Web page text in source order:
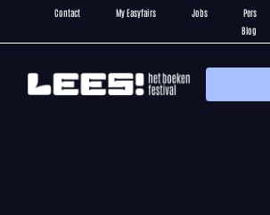
Contact My Easyfairs Jobs
Pers
Blog